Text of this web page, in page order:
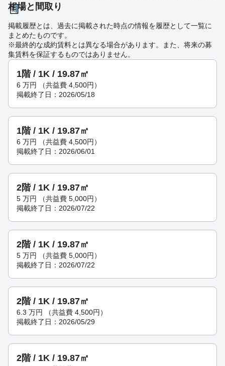
相場と間取り
掲載履歴とは、過去に掲載された時点の情報を履歴として一覧に
まとめたものです。
※最終的な成約賃料とは異なる場合があります。また、将来の募
集賃料を保証するものではありません。
1階 / 1K / 19.87㎡
6 万円
（共益費 4,500円）
掲載終了日：2026/05/18
1階 / 1K / 19.87㎡
6 万円
（共益費 4,500円）
掲載終了日：2026/06/01
2階 / 1K / 19.87㎡
5 万円
（共益費 5,000円）
掲載終了日：2026/07/22
2階 / 1K / 19.87㎡
5 万円
（共益費 5,000円）
掲載終了日：2026/07/22
2階 / 1K / 19.87㎡
6.3 万円
（共益費 4,500円）
掲載終了日：2026/05/29
2階 / 1K / 19.87㎡